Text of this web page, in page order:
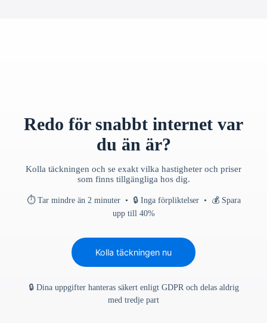
Redo för snabbt internet var
du än är?
Kolla täckningen och se exakt vilka hastigheter och priser
som finns tillgängliga hos dig.
⏱ Tar mindre än 2 minuter • 🔒 Inga förpliktelser • 💰 Spara
upp till 40%
Kolla täckningen nu
🔒 Dina uppgifter hanteras säkert enligt GDPR och delas aldrig
med tredje part